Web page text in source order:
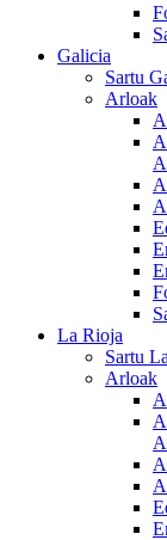
Galicia
Sartu
Arloak
La Rioja
Sartu
Arloak